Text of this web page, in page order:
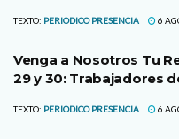
TEXTO: PERIODICO PRESENCIA 6
Venga a Nosotros Tu
29 y 30: Trabajadores
TEXTO: PERIODICO PRESENCIA 6